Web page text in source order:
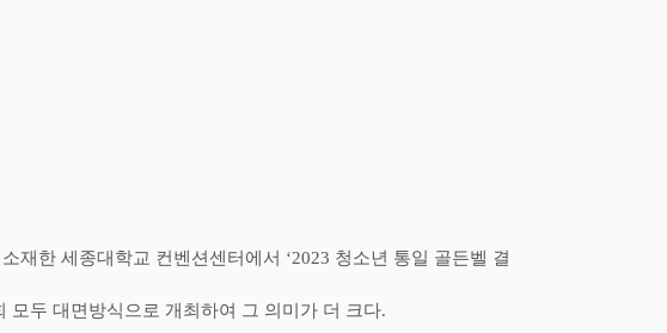
재한 세종대학교 컨벤션센터에서 ‘2023 청소년 통일 골든벨 결
모두 대면방식으로 개최하여 그 의미가 더 크다.